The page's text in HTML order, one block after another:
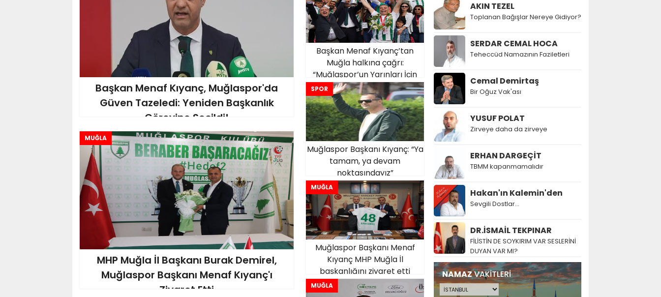
Başkan Menaf Kıyanç, Muğlaspor'da
Güven Tazeledi: Yeniden Başkanlık
Görevine Seçildi!
Başkan Menaf Kıyanç’tan
Muğla halkına çağrı:
“Muğlaspor’un Yarınları İçin
Güçlü Bir Yönetim Kurulu Şart”
SPOR
Muğlaspor Başkanı Kıyanç: “Ya
tamam, ya devam
noktasındayız”
MUĞLA
MHP Muğla İl Başkanı Burak Demirel,
Muğlaspor Başkanı Menaf Kıyanç'ı
Ziyaret Etti
MUĞLA
Muğlaspor Başkanı Menaf
Kıyanç MHP Muğla İl
başkanlığını ziyaret etti
MUĞLA
AKIN TEZEL
Toplanan Bağışlar Nereye Gidiyor?
SERDAR CEMAL HOCA
Teheccüd Namazının Faziletleri
Cemal Demirtaş
Bir Oğuz Vak'ası
YUSUF POLAT
Zirveye daha da zirveye
ERHAN DARGEÇİT
TBMM kapanmamalıdır
Hakan'ın Kalemin'den
Sevgili Dostlar...
DR.İSMAİL TEKPINAR
FİLİSTİN DE SOYKIRIM VAR SESLERİNİ
DUYAN VAR MI?
NAMAZVAKİTLERİ